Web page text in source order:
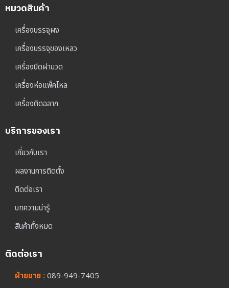
หมวดสินค้า
เครื่องบรรจุผง
เครื่องบรรจุของเหลว
เครื่องปิดฝาขวด
เครื่องห่อแพ็คโหล
เครื่องติดฉลาก
บริการของเรา
เกี่ยวกับเรา
ผลงานการติดตั้ง
ติดต่อเรา
บทความน่ารู้
สินค้าทั้งหมด
ติดต่อเรา
ฝ่ายขาย :089-949-7405